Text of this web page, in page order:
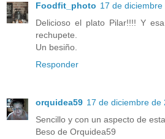
Foodfit_photo 17 de
Delicioso el plato Pilar!!!! Y
rechupete.
Un besiño.
Responder
orquidea59 17 de diciembre de
Sencillo y con un aspecto de
Beso de Orquidea59